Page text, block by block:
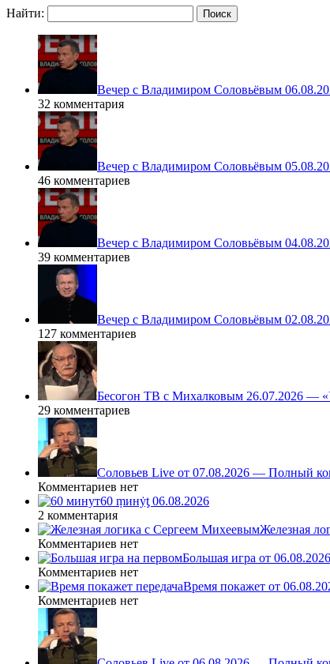
Найти:
Вечер с Владимиром Соловьёвым
32 комментария
Вечер с Владимиром Соловьёвым
46 комментариев
Вечер с Владимиром Соловьёвым
39 комментариев
Вечер с Владимиром Соловьёвым
127 комментариев
Бесогон ТВ с Михалковым 26.07.2026 —
29 комментариев
Соловьев Live от 07.08.2026 — Полный
Комментариев нет
60 ṃинẏƫ 06.08.2026
2 комментария
Железная
Комментариев нет
Большая игра от 06.08.2026
Комментариев нет
Время покажет от
Комментариев нет